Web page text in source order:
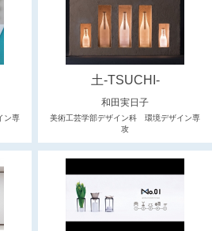
ン専
土-TSUCHI-
和田実日子
美術工芸学部デザイン科 環境デザイン専
攻